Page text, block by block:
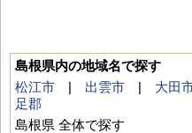
島根県内の地域名で探す
松江市 | 出雲市 | 大田
足郡
島根県 全体で探す